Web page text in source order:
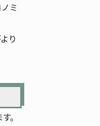
ミ
り
。